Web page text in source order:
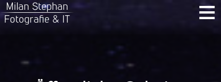
≡
Milan Stephan
Fotografie & IT